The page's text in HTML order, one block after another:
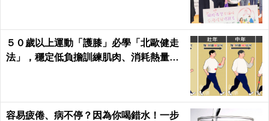
５０歲以上運動「護膝」必學「北歐健走
法」，穩定低負擔訓練肌肉、消耗熱量｜
容易疲倦、病不停？因為你喝錯水！一步